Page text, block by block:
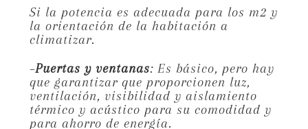
Si la potencia es adecuada para los m2 y
la orientación de la habitación a
climatizar.
–Puertas y ventanas: Es básico, pero hay
que garantizar que proporcionen luz,
ventilación, visibilidad y aislamiento
térmico y acústico para su comodidad y
para ahorro de energía.